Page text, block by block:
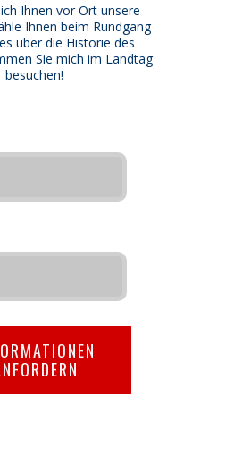
Ihnen vor Ort unsere
Ihnen beim Rundgang
über die Historie des
Sie mich im Landtag
besuchen!